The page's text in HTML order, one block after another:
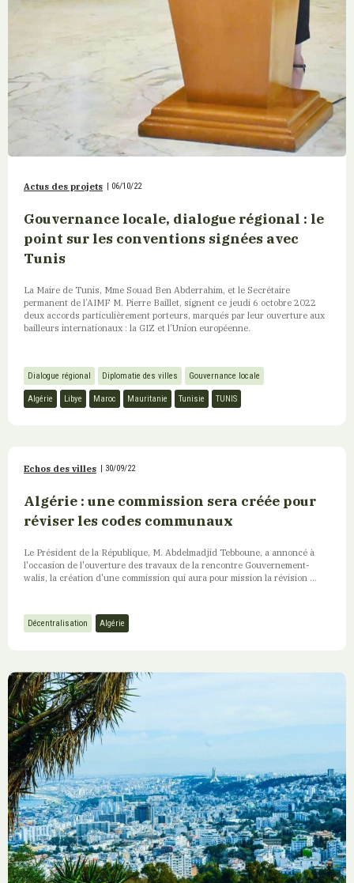
Actus des projets 06/10/22
Gouvernance locale, dialogue régional : le
point sur les conventions signées avec
Tunis
La Maire de Tunis, Mme Souad Ben Abderrahim, et le Secrétaire
permanent de l’AIMF M. Pierre Baillet, signent ce jeudi 6 octobre 2022
deux accords particulièrement porteurs, marqués par leur ouverture aux
bailleurs internationaux : la GIZ et l’Union européenne.
Dialogue régional Diplomatie des villes Gouvernance locale
Algérie Libye Maroc Mauritanie Tunisie TUNIS
Echos des villes | 30/09/22
Algérie : une commission sera créée pour
réviser les codes communaux
Le Président de la République, M. Abdelmadjid Tebboune, a annoncé à
l'occasion de l'ouverture des travaux de la rencontre Gouvernement-
walis, la création d'une commission qui aura pour mission la révision ...
Décentralisation Algérie